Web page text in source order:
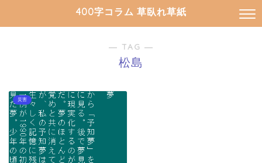
400字コラム 草臥れ草紙
― TAG ―
松島
災害